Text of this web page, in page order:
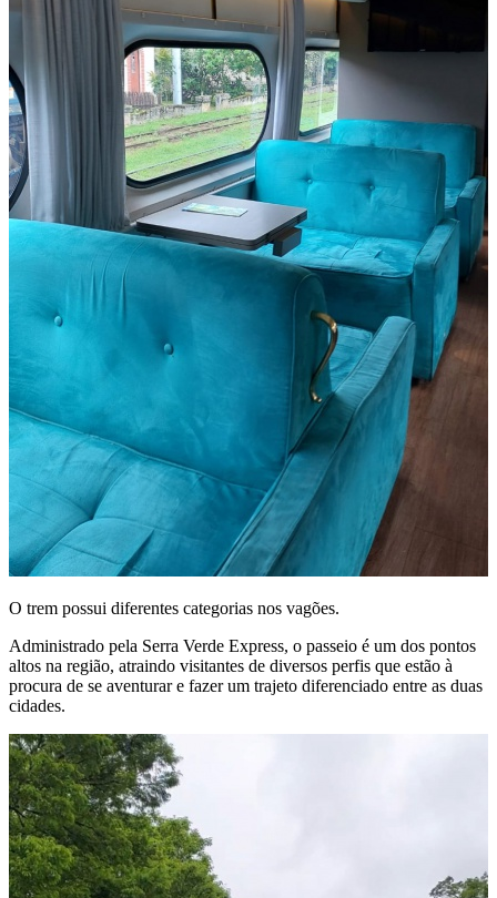
O trem possui diferentes categorias nos vagões.
Administrado pela Serra Verde Express, o passeio é um dos pontos
altos na região, atraindo visitantes de diversos perfis que estão à
procura de se aventurar e fazer um trajeto diferenciado entre as duas
cidades.